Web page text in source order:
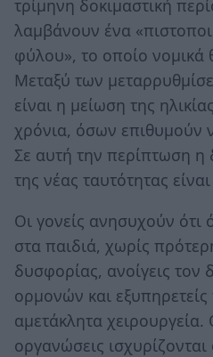
τρίμηνη δοκιμαστική
λαμβάνουν ένα
φύλου», το οποίο νομικά
Μεταξύ των
είναι η μείωση της
χρόνια, όσων επιθυμούν
Σε αυτή την περίπτωση η
της νέας ταυτότητας
Οι γονείς ανησυχούν ότι
στα παιδιά, χωρίς
δυσφορίας, ανοίγεις
ορμονών και
αμετάκλητα χειρουργεία.
οργανώσεις ισχυρίζονται